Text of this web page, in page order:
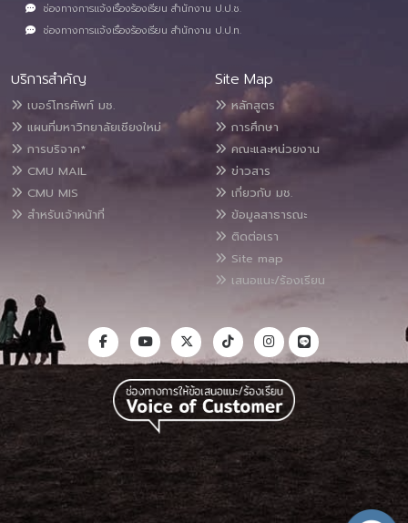
ช่องทางการแจ้งเรื่องร้องเรียน สำนักงาน ป.ป.ช.
ช่องทางการแจ้งเรื่องร้องเรียน สำนักงาน ป.ป.ท.
บริการสำคัญ
เบอร์โทรศัพท์ มช.
แผนที่มหาวิทยาลัยเชียงใหม่
การบริจาค*
CMU MAIL
CMU MIS
สำหรับเจ้าหน้าที่
Site Map
หลักสูตร
การศึกษา
คณะและหน่วยงาน
ข่าวสาร
เกี่ยวกับ มช.
ข้อมูลสาธารณะ
ติดต่อเรา
Site map
เสนอแนะ/ร้องเรียน